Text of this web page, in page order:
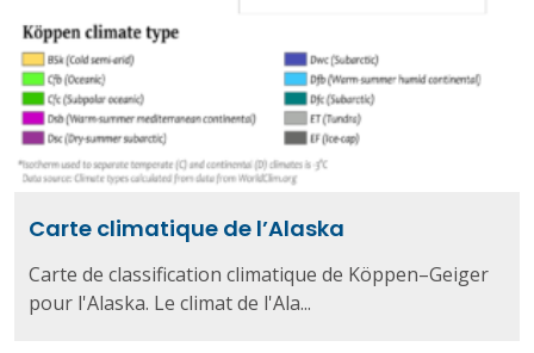
Carte climatique de l’Alaska
Carte de classification climatique de Köppen–Geiger
pour l'Alaska. Le climat de l'Ala...